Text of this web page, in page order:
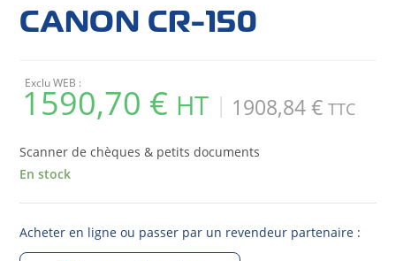
CANON CR-150
Exclu WEB :
1590,70 € 1908,84€
Scanner de chèques & petits documents
En stock
Acheter en ligne ou passer par un revendeur partenaire :